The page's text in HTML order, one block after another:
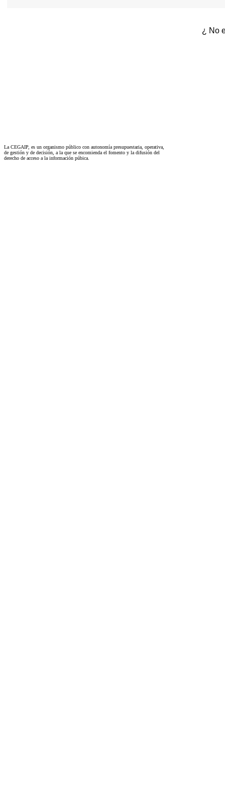
¿ No
La CEGAIP, es un organismo público con autonomía presupuestaria, operativa,
de gestión y de decisión, a la que se encomienda el fomento y la difusión del
derecho de acceso a la información púbica.